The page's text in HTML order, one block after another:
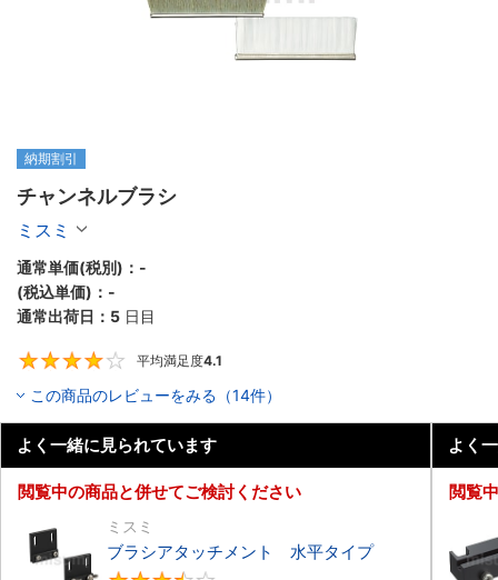
納期割引
チャンネルブラシ
ミスミ
通常単価(税別)： -
(税込単価)： -
通常出荷日： 5 日目
平均満足度4.1
この商品のレビューをみる（14件）
よく一緒に見られています
閲覧中の商品と併せてご検討ください
ミスミ
ブラシアタッチメント 水平タイプ
よく
閲覧